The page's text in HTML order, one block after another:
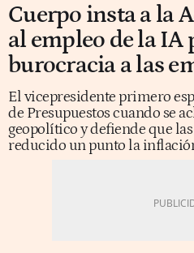
Cuerpo insta a la
al empleo de la IA
burocracia a las
El vicepresidente primero
de Presupuestos cuando se
geopolítico y defiende que
reducido un punto la